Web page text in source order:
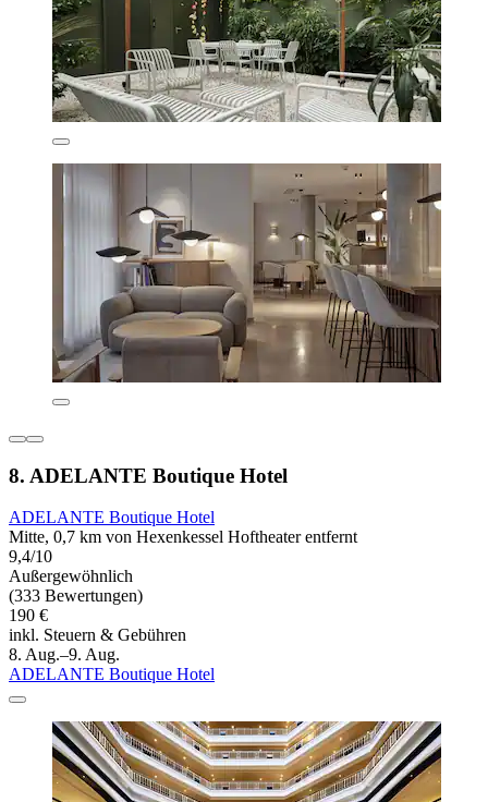
8. ADELANTE Boutique Hotel
ADELANTE Boutique Hotel
Mitte, 0,7 km von Hexenkessel Hoftheater entfernt
9,4/10
Außergewöhnlich
(333 Bewertungen)
190 €
inkl. Steuern & Gebühren
8. Aug.–9. Aug.
ADELANTE Boutique Hotel